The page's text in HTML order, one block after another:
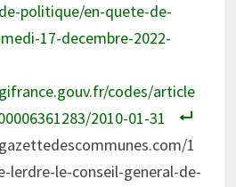
politique/en-quete-de-
17-decembre-2022-
codes/article
2010-01-31
1
lerdre-le-conseil-general-de-